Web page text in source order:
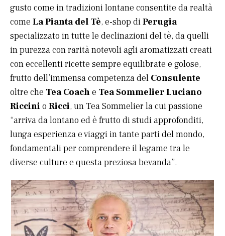
gusto come in tradizioni lontane consentite da realtà
come La Pianta del Tè, e-shop diPerugia
specializzato in tutte le declinazioni del tè, da quelli
in purezza con rarità notevoli agli aromatizzati creati
con eccellenti ricette sempre equilibrate e golose,
frutto dell’immensa competenza del Consulente
oltre che Tea Coach e Tea SommelierLuciano
Riccini o Ricci, un Tea Sommelier la cui passione
“arriva da lontano ed è frutto di studi approfonditi,
lunga esperienza e viaggi in tante parti del mondo,
fondamentali per comprendere il legame tra le
diverse culture e questa preziosa bevanda”.